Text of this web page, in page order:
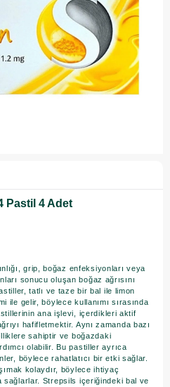
Pastil 4 Adet
grip, boğaz enfeksiyonları veya
sonucu oluşan boğaz ağrısını
tatlı ve taze bir bal ile limon
ile gelir, böylece kullanımı sırasında
ana işlevi, içerdikleri aktif
hafifletmektir. Aynı zamanda bazı
sahiptir ve boğazdaki
olabilir. Bu pastiller ayrıca
böylece rahatlatıcı bir etki sağlar.
kolaydır, böylece ihtiyaç
sağlarlar. Strepsils içeriğindeki bal ve